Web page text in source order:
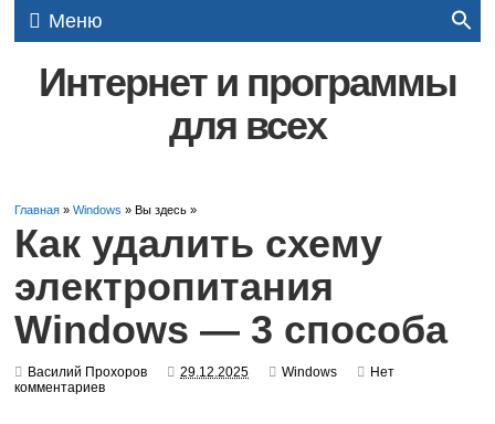
Меню
Интернет и программы
для всех
Главная »Windows » Вы здесь »
Как удалить схему
электропитания
Windows — 3 способа
Василий Прохоров 29.12.2025 Windows
Нет
комментариев